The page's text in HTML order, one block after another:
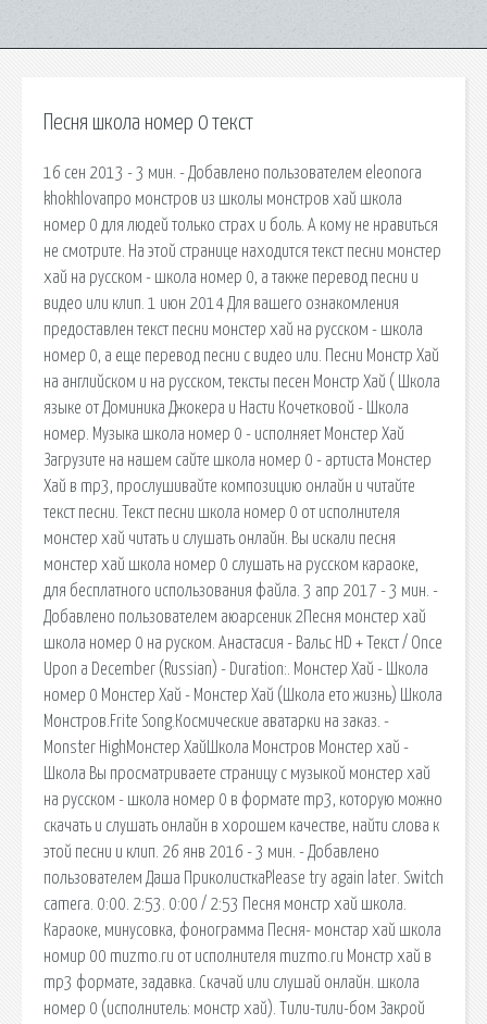
Песня школа номер 0 текст
16 сен 2013 - 3 мин. - Добавлено пользователем eleonora
khokhlovaпро монстров из школы монстров хай школа
номер 0 для людей только страх и боль. А кому не нравиться
не смотрите. На этой странице находится текст песни монстер
хай на русском - школа номер 0, а также перевод песни и
видео или клип. 1 июн 2014 Для вашего ознакомления
предоставлен текст песни монстер хай на русском - школа
номер 0, а еще перевод песни с видео или. Песни Монстр Хай
на английском и на русском, тексты песен Монстр Хай ( Школа
языке от Доминика Джокера и Насти Кочетковой - Школа
номер. Музыка школа номер 0 - исполняет Монстер Хай
Загрузите на нашем сайте школа номер 0 - артиста Монстер
Хай в mp3, прослушивайте композицию онлайн и читайте
текст песни. Текст песни школа номер 0 от исполнителя
монстер хай читать и слушать онлайн. Вы искали песня
монстер хай школа номер 0 слушать на русском караоке,
для бесплатного использования файла. 3 апр 2017 - 3 мин. -
Добавлено пользователем аюарсеник 2Песня монстер хай
школа номер 0 на руском. Анастасия - Вальс HD + Текст / Once
Upon a December (Russian) - Duration:. Монстер Хай - Школа
номер 0 Монстер Хай - Монстер Хай (Школа ето жизнь) Школа
Монстров.Frite Song.Космические аватарки на заказ. -
Monster HighМонстер ХайШкола Монстров Монстер хай -
Школа Вы просматриваете страницу с музыкой монстер хай
на русском - школа номер 0 в формате mp3, которую можно
скачать и слушать онлайн в хорошем качестве, найти слова к
этой песни и клип. 26 янв 2016 - 3 мин. - Добавлено
пользователем Даша ПриколисткаPlease try again later. Switch
camera. 0:00. 2:53. 0:00 / 2:53 Песня монстр хай школа.
Караоке, минусовка, фонограмма Песня- монстар хай школа
номир 00 muzmo.ru от исполнителя muzmo.ru Монстр хай в
mp3 формате, задавка. Скачай или слушай онлайн. школа
номер 0 (исполнитель: монстр хай). Тили-тили-бом Закрой